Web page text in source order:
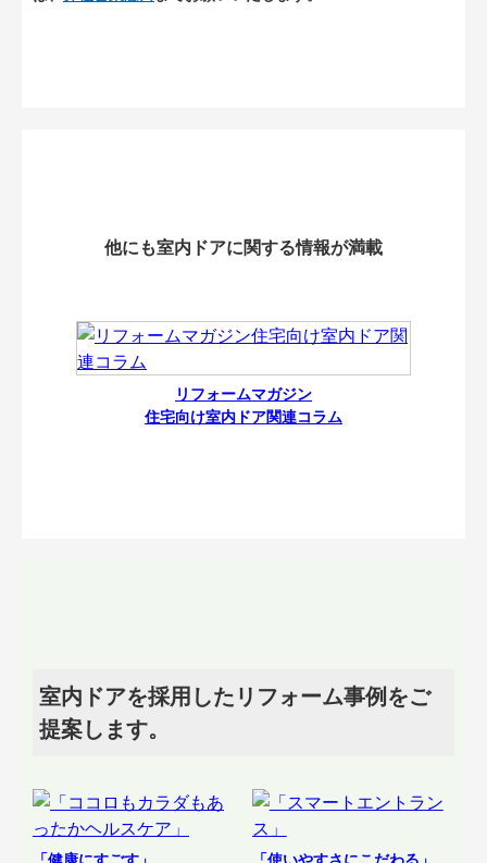
他にも室内ドアに関する情報が満載
リフォームマガジン
住宅向け室内ドア関連コラム
室内ドアを採用したリフォーム事例をご
提案します。